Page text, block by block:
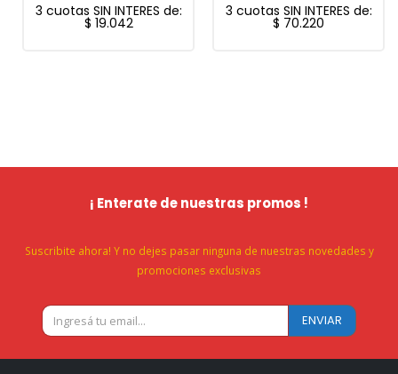
3 cuotas SIN INTERES de:
$ 19.042
3 cuotas SIN INTERES de:
$ 70.220
¡ Enterate de nuestras promos !
Suscribite ahora! Y no dejes pasar ninguna de nuestras novedades y
promociones exclusivas